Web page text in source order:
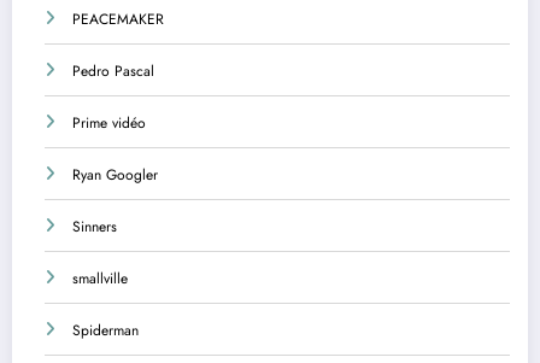
PEACEMAKER
Pedro Pascal
Prime vidéo
Ryan Googler
Sinners
smallville
Spiderman